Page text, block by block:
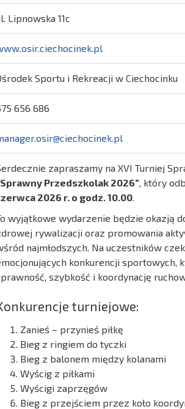
Lipnowska 11c
Sportu i Rekreacji w Ciechocinku
656 686
zapraszamy na XVI Turniej
Przedszkolak 2026”, który
2026 r. o godz. 10.00.
wyjątkowe wydarzenie będzie okazją
rywalizacji oraz promowania
najmłodszych. Na uczestników
konkurencji sportowych,
szybkość i koordynację
turniejowe:
Zanieś – przynieś piłkę
Bieg z ringiem do tyczki
Bieg z balonem między kolanami
Wyścig z piłkami
Wyścigi zaprzęgów
Bieg z przejściem przez koło